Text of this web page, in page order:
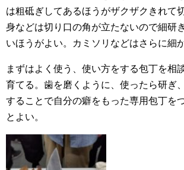
は粗砥ぎしてあるほうがザクザクきれて
身などは切り口の角が立たないので細研
いほうがよい。カミソリなどはさらに細
まずはよく使う、使い方をする包丁を相
育てる。歯を磨くように、使ったら研ぎ
することで自分の癖をもった専用包丁を
とよい。